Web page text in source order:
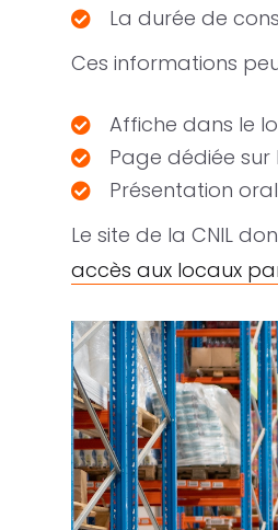
La durée de
Ces informations
Affiche dans le
Page dédiée sur
Présentation
Le site de la CNIL
accès aux locaux